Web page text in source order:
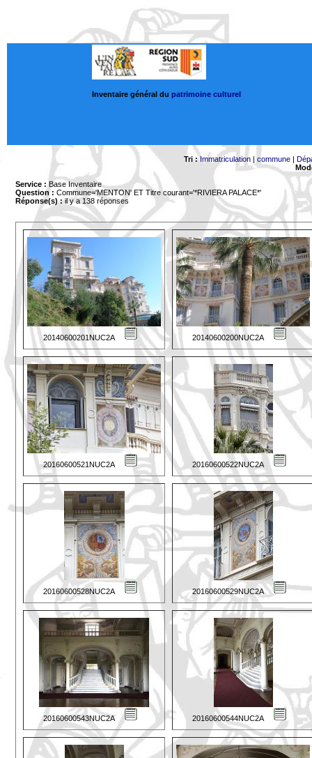
Inventaire général du patrimoine culturel
Tri : Immatriculation |commune |
Service : Base Inventaire
Question : Commune='MENTON' ET Titre courant='*RIVIERA PALACE*'
Réponse(s) :il y a 138 réponses
20140600201NUC2A 20140600200NUC2A
20160600521NUC2A 20160600522NUC2A
20160600528NUC2A 20160600529NUC2A
20160600543NUC2A 20160600544NUC2A